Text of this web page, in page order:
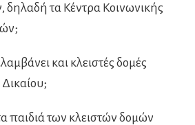
δηλαδή τα Κέντρα Κοινωνικής
και κλειστές δομές
παιδιά των κλειστών δομών